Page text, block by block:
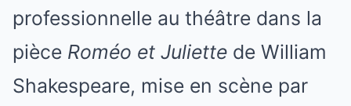
professionnelle au théâtre dans la
pièce Roméo et Juliette de William
Shakespeare, mise en scène par